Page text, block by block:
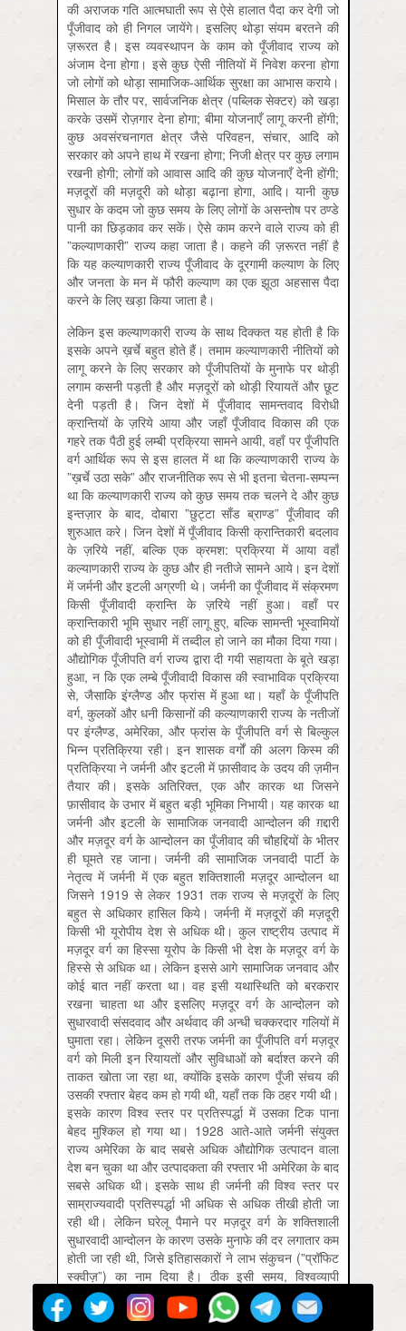
की अराजक गति आत्मघाती रूप से ऐसे हालात पैदा कर देगी जो
पूँजीवाद को ही निगल जायेंगे। इसलिए थोड़ा संयम बरतने की
ज़रूरत है। इस व्यवस्थापन के काम को पूँजीवाद राज्य को
अंजाम देना होगा। इसे कुछ ऐसी नीतियों में निवेश करना होगा
जो लोगों को थोड़ा सामाजिक-आर्थिक सुरक्षा का आभास कराये।
मिसाल के तौर पर, सार्वजनिक क्षेत्र (पब्लिक सेक्टर) को खड़ा
करके उसमें रोज़गार देना होगा; बीमा योजनाएँ लागू करनी होंगी;
कुछ अवसंरचनागत क्षेत्र जैसे परिवहन, संचार, आदि को
सरकार को अपने हाथ में रखना होगा; निजी क्षेत्र पर कुछ लगाम
रखनी होगी; लोगों को आवास आदि की कुछ योजनाएँ देनी होंगी;
मज़दूरों की मज़दूरी को थोड़ा बढ़ाना होगा, आदि। यानी कुछ
सुधार के कदम जो कुछ समय के लिए लोगों के असन्तोष पर ठण्डे
पानी का छिड़काव कर सकें। ऐसे काम करने वाले राज्य को ही
”कल्याणकारी” राज्य कहा जाता है। कहने की ज़रूरत नहीं है
कि यह कल्याणकारी राज्य पूँजीवाद के दूरगामी कल्याण के लिए
और जनता के मन में फौरी कल्याण का एक झूठा अहसास पैदा
करने के लिए खड़ा किया जाता है।
लेकिन इस कल्याणकारी राज्य के साथ दिक्कत यह होती है कि
इसके अपने ख़र्चे बहुत होते हैं। तमाम कल्याणकारी नीतियों को
लागू करने के लिए सरकार को पूँजीपतियों के मुनाफे पर थोड़ी
लगाम कसनी पड़ती है और मज़दूरों को थोड़ी रियायतें और छूट
देनी पड़ती है। जिन देशों में पूँजीवाद सामन्तवाद विरोधी
क्रान्तियों के ज़रिये आया और जहाँ पूँजीवाद विकास की एक
गहरे तक पैठी हुई लम्बी प्रक्रिया सामने आयी, वहाँ पर पूँजीपति
वर्ग आर्थिक रूप से इस हालत में था कि कल्याणकारी राज्य के
”ख़र्चे उठा सके” और राजनीतिक रूप से भी इतना चेतना-सम्पन्न
था कि कल्याणकारी राज्य को कुछ समय तक चलने दे और कुछ
इन्तज़ार के बाद, दोबारा ”छुट्टा साँड ब्राण्ड” पूँजीवाद की
शुरुआत करे। जिन देशों में पूँजीवाद किसी क्रान्तिकारी बदलाव
के ज़रिये नहीं, बल्कि एक क्रमश: प्रक्रिया में आया वहाँ
कल्याणकारी राज्य के कुछ और ही नतीजे सामने आये। इन देशों
में जर्मनी और इटली अग्रणी थे। जर्मनी का पूँजीवाद में संक्रमण
किसी पूँजीवादी क्रान्ति के ज़रिये नहीं हुआ। वहाँ पर
क्रान्तिकारी भूमि सुधार नहीं लागू हुए, बल्कि सामन्ती भूस्वामियों
को ही पूँजीवादी भूस्वामी में तब्दील हो जाने का मौका दिया गया।
औद्योगिक पूँजीपति वर्ग राज्य द्वारा दी गयी सहायता के बूते खड़ा
हुआ, न कि एक लम्बे पूँजीवादी विकास की स्वाभाविक प्रक्रिया
से, जैसाकि इंग्लैण्ड और फ्रांस में हुआ था। यहाँ के पूँजीपति
वर्ग, कुलकों और धनी किसानों की कल्याणकारी राज्य के नतीजों
पर इंग्लैण्ड, अमेरिका, और फ्रांस के पूँजीपति वर्ग से बिल्कुल
भिन्न प्रतिक्रिया रही। इन शासक वर्गों की अलग किस्म की
प्रतिक्रिया ने जर्मनी और इटली में फ़ासीवाद के उदय की ज़मीन
तैयार की। इसके अतिरिक्त, एक और कारक था जिसने
फ़ासीवाद के उभार में बहुत बड़ी भूमिका निभायी। यह कारक था
जर्मनी और इटली के सामाजिक जनवादी आन्दोलन की ग़द्दारी
और मज़दूर वर्ग के आन्दोलन का पूँजीवाद की चौहद्दियों के भीतर
ही घूमते रह जाना। जर्मनी की सामाजिक जनवादी पार्टी के
नेतृत्व में जर्मनी में एक बहुत शक्तिशाली मज़दूर आन्दोलन था
जिसने 1919 से लेकर 1931 तक राज्य से मज़दूरों के लिए
बहुत से अधिकार हासिल किये। जर्मनी में मज़दूरों की मज़दूरी
किसी भी यूरोपीय देश से अधिक थी। कुल राष्ट्रीय उत्पाद में
मज़दूर वर्ग का हिस्सा यूरोप के किसी भी देश के मज़दूर वर्ग के
हिस्से से अधिक था। लेकिन इससे आगे सामाजिक जनवाद और
कोई बात नहीं करता था। वह इसी यथास्थिति को बरकरार
रखना चाहता था और इसलिए मज़दूर वर्ग के आन्दोलन को
सुधारवादी संसदवाद और अर्थवाद की अन्‍धी चक्करदार गलियों में
घुमाता रहा। लेकिन दूसरी तरफ जर्मनी का पूँजीपति वर्ग मज़दूर
वर्ग को मिली इन रियायतों और सुविधाओं को बर्दाश्त करने की
ताकत खोता जा रहा था, क्योंकि इसके कारण पूँजी संचय की
उसकी रफ्तार बेहद कम हो गयी थी, यहाँ तक कि ठहर गयी थी।
इसके कारण विश्व स्तर पर प्रतिस्पर्द्धा में उसका टिक पाना
बेहद मुश्किल हो गया था। 1928 आते-आते जर्मनी संयुक्त
राज्य अमेरिका के बाद सबसे अधिक औद्योगिक उत्पादन वाला
देश बन चुका था और उत्पादकता की रफ्तार भी अमेरिका के बाद
सबसे अधिक थी। इसके साथ ही जर्मनी की विश्व स्तर पर
साम्राज्यवादी प्रतिस्पर्द्धा भी अधिक से अधिक तीखी होती जा
रही थी। लेकिन घरेलू पैमाने पर मज़दूर वर्ग के शक्तिशाली
सुधारवादी आन्दोलन के कारण उसके मुनाफे की दर लगातार कम
होती जा रही थी, जिसे इतिहासकारों ने लाभ संकुचन (”प्रॉफिट
स्क्वीज़”) का नाम दिया है। ठीक इसी समय, विश्वव्यापी
महामन्दी का प्रभाव जर्मनी की अर्थव्यवस्था पर पड़ा। लाभ
संकुचन की मार से बिलबिलाये हुए जर्मन पूँजीपति वर्ग के लिए यह